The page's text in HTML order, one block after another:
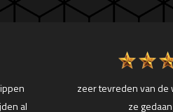
al
zeer tevreden van
ze